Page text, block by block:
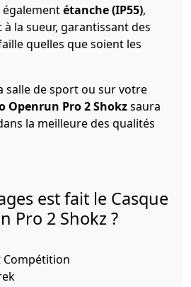
égalementétanche (IP55),
la sueur, garantissant des
quelles que soient les
salle de sport ou sur votre
Openrun Pro 2 Shokzsaura
la meilleure des qualités
est fait le Casque
Pro 2 Shokz ?
Compétition